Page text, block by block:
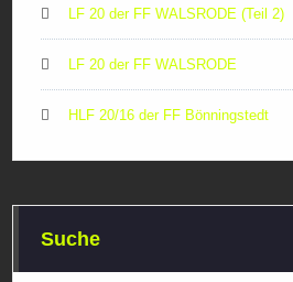
LF 20 der FF WALSRODE (Teil 2)
LF 20 der FF WALSRODE
HLF 20/16 der FF Bönningstedt
Suche